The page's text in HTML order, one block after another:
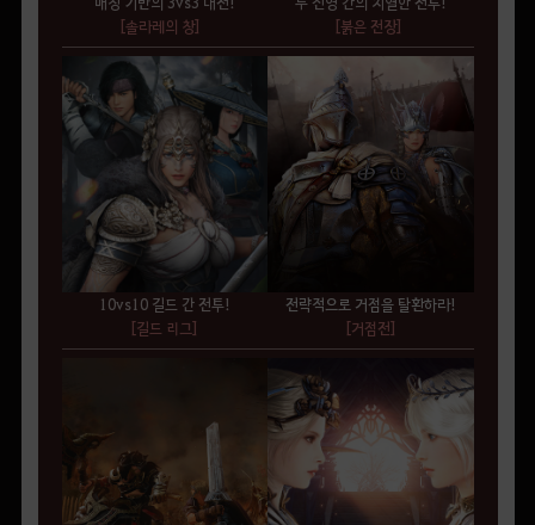
[솔라레의 창]
[붉은 전장]
10vs10 길드 간 전투!
[길드 리그]
전략적으로 거점을 탈환하라!
[거점전]